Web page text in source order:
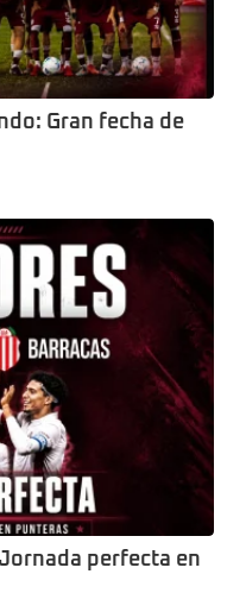
Gran fecha de
perfecta en